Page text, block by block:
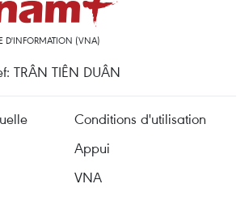
D'INFORMATION (VNA)
TRÂN TIÊN DUÂN
Conditions d'utilisation
Appui
VNA